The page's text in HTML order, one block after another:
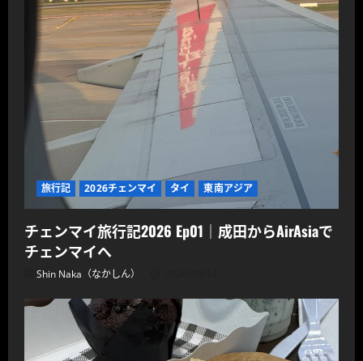
旅行記 2026チェンマイ タイ 東南アジア
チェンマイ旅行記2026 Ep01｜成田からAirAsiaで
チェンマイへ
Shin Naka（なかしん）